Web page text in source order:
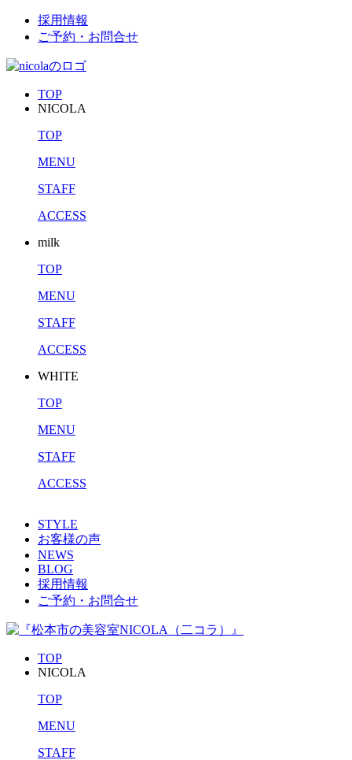
採用情報
ご予約・お問合せ
TOP
NICOLA
TOP
MENU
STAFF
ACCESS
milk
TOP
MENU
STAFF
ACCESS
WHITE
TOP
MENU
STAFF
ACCESS
STYLE
お客様の声
NEWS
BLOG
採用情報
ご予約・お問合せ
TOP
NICOLA
TOP
MENU
STAFF